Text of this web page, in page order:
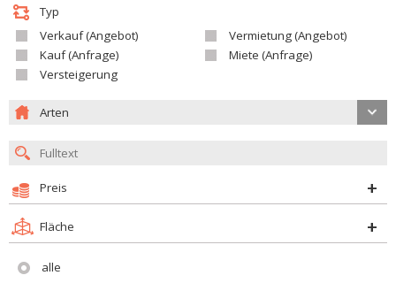
Typ
Verkauf (Angebot)
Vermietung (Angebot)
Kauf (Anfrage)
Miete (Anfrage)
Versteigerung
Arten
Preis
Fläche
alle